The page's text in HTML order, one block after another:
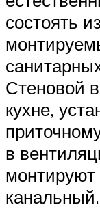
состоять
Стеновой
кухне,
в
канальный.